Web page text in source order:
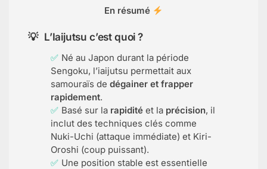
En résumé
L’Iaijutsu c’est quoi ?
Né au Japon durant la période
Sengoku, l’iaijutsu permettait aux
samouraïs dedégainer et frapper
rapidement.
Basé sur la rapidité et la précision, il
inclut des techniques clés comme
Nuki-Uchi (attaque immédiate) et Kiri-
Oroshi (coup puissant).
Une position stable est essentielle